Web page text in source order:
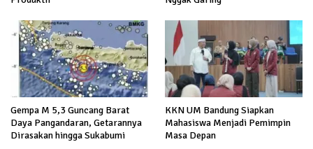
Gempa M 5,3 Guncang Barat
Daya Pangandaran, Getarannya
Dirasakan hingga Sukabumi
KKN UM Bandung Siapkan
Mahasiswa Menjadi Pemimpin
Masa Depan